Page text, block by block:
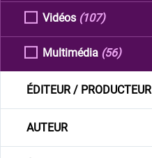
Vidéos (107)
Multimédia (56)
ÉDITEUR / PRODUCTEUR
AUTEUR